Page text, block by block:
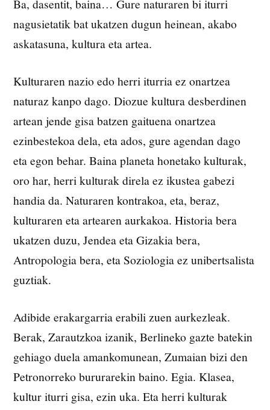
Ba, dasentit, baina… Gure naturaren bi iturri
nagusietatik bat ukatzen dugun heinean, akabo
askatasuna, kultura eta artea.
Kulturaren nazio edo herri iturria ez onartzea
naturaz kanpo dago. Diozue kultura desberdinen
artean jende gisa batzen gaituena onartzea
ezinbestekoa dela, eta ados, gure agendan dago
eta egon behar. Baina planeta honetako kulturak,
oro har, herri kulturak direla ez ikustea gabezi
handia da. Naturaren kontrakoa, eta, beraz,
kulturaren eta artearen aurkakoa. Historia bera
ukatzen duzu, Jendea eta Gizakia bera,
Antropologia bera, eta Soziologia ez unibertsalista
guztiak.
Adibide erakargarria erabili zuen aurkezleak.
Berak, Zarautzkoa izanik, Berlineko gazte batekin
gehiago duela amankomunean, Zumaian bizi den
Petronorreko bururarekin baino. Egia. Klasea,
kultur iturri gisa, ezin uka. Eta herri kulturak